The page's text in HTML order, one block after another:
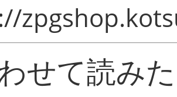
せて読み